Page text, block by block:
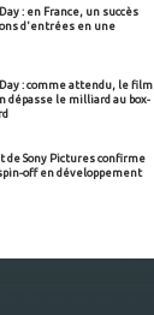
: en France, un succès
d'entrées en une
: comme attendu, le film
dépasse le milliard au box-
de Sony Pictures confirme
off en développement